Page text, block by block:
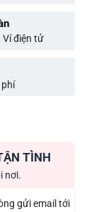
Ví điện tử
TÌNH
nơi.
gửi email tới